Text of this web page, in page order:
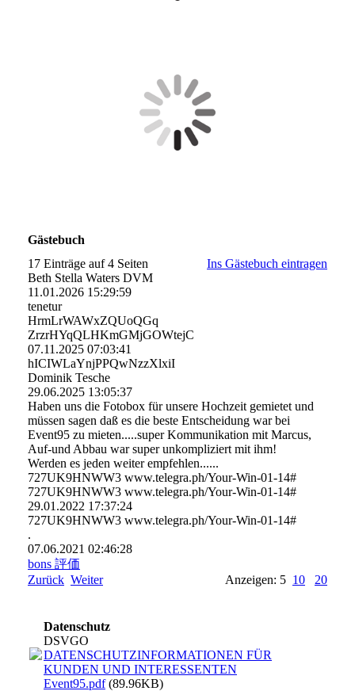
Gästebuch
17 Einträge auf 4 Seiten
Ins Gästebuch eintragen
Beth Stella Waters DVM
11.01.2026 15:29:59
tenetur
HrmLrWAWxZQUoQGq
ZrzrHYqQLHKmGMjGOWtejC
07.11.2025 07:03:41
hICIWLaYnjPPQwNzzXlxiI
Dominik Tesche
29.06.2025 13:05:37
Haben uns die Fotobox für unsere Hochzeit gemietet und
müssen sagen daß es die beste Entscheidung war bei
Event95 zu mieten.....super Kommunikation mit Marcus,
Auf-und Abbau war super unkompliziert mit ihm!
Werden es jeden weiter empfehlen......
727UK9HNWW3 www.telegra.ph/Your-Win-01-14#
727UK9HNWW3 www.telegra.ph/Your-Win-01-14#
29.01.2022 17:37:24
727UK9HNWW3 www.­telegra.­ph/­Your-­Win-­01-­14#­
.
07.06.2021 02:46:28
bons 評価
Zurück Weiter Anzeigen: 5 10 20
Datenschutz
DSVGO
DATENSCHUTZINFORMATIONEN FÜR
KUNDEN UND INTERESSENTEN
Event95.pdf(89.96KB)